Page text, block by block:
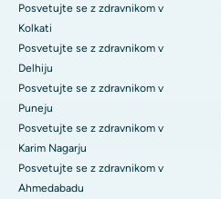
Posvetujte se z zdravnikom v
Kolkati
Posvetujte se z zdravnikom v
Delhiju
Posvetujte se z zdravnikom v
Puneju
Posvetujte se z zdravnikom v
Karim Nagarju
Posvetujte se z zdravnikom v
Ahmedabadu